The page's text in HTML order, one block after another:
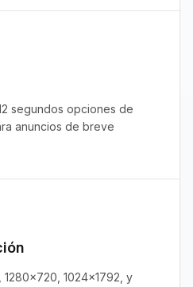
segundos opciones de
anuncios de breve
1280x720, 1024x1792, y